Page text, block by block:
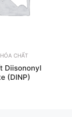
CHẤT
Diisononyl
(DINP)